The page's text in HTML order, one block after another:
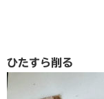
ひたすら削る